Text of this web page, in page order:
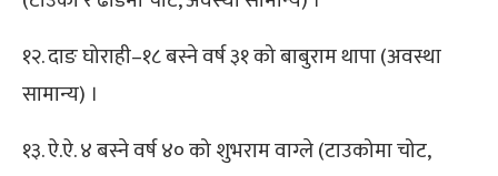
१२. दाङ घोराही–१८ बस्ने वर्ष ३१ को बाबुराम थापा (अवस्था
सामान्य) ।
१३. ऐ.ऐ. ४ बस्ने वर्ष ४० को शुभराम वाग्ले (टाउकोमा चोट,